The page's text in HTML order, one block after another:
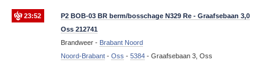
23:52
P2 BOB-03 BR berm/bosschage N329 Re - Graafsebaan 3,0
Oss 212741
Brandweer - Brabant Noord
Noord-Brabant- Oss - 5384- Graafsebaan 3, Oss